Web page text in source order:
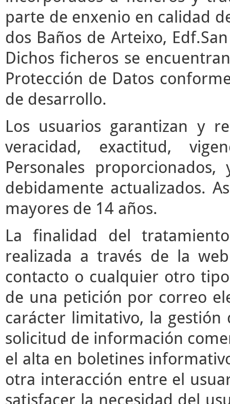
parte de enxenio en calidad
dos Baños de Arteixo,
Dichos ficheros se
Protección de Datos
de desarrollo.
Los usuarios garantizan y
veracidad, exactitud,
Personales
debidamente actualizados.
mayores de 14 años.
La finalidad del
realizada a través de la
contacto o cualquier otro
de una petición por correo
carácter limitativo, la
solicitud de información
el alta en boletines
otra interacción entre el
satisfacer la necesidad del